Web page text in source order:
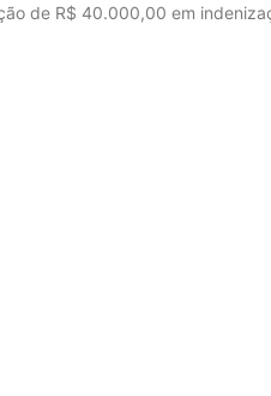
de R$ 40.000,00 em